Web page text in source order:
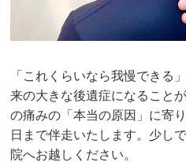
「これくらいなら我慢できる
来の大きな後遺症になること
の痛みの「本当の原因」に寄
日まで伴走いたします。少し
院へお越しください。